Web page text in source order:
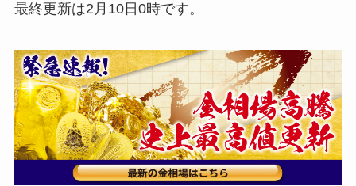
最終更新は2月10日0時です。